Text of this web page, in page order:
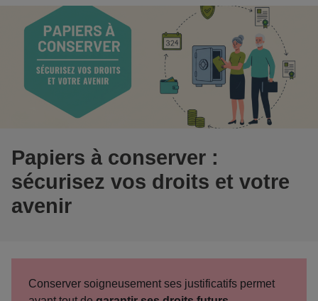
Papiers à conserver :
sécurisez vos droits et votre
avenir
Conserver soigneusement ses justificatifs permet